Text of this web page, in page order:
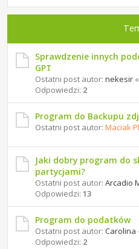
Sprawdzenie innych
GPT
Ostatni post autor: nekesir «
Odpowiedzi: 2
Program do Backupu
Ostatni post autor: Maciak
Jaki dobry program do
partycjami?
Ostatni post autor: Arcadio
Odpowiedzi: 13
Program do podatków
Ostatni post autor: Carolina
Odpowiedzi: 2